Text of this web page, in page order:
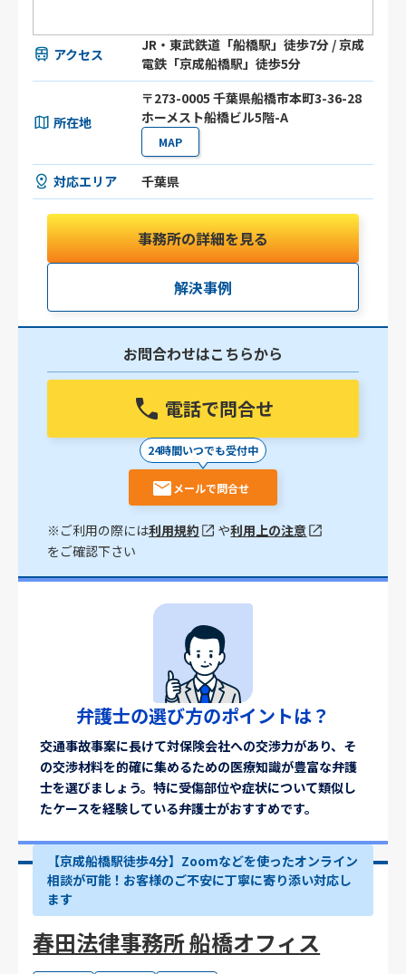
アクセス
JR・東武鉄道「船橋駅」徒歩7分 / 京成
電鉄「京成船橋駅」徒歩5分
所在地
〒273-0005 千葉県船橋市本町3-36-28
ホーメスト船橋ビル5階-A
MAP
対応エリア 千葉県
事務所の詳細を見る
解決事例
お問合わせはこちらから
電話で問合せ
24時間いつでも受付中
メールで問合せ
※ご利用の際には利用規約 や利用上の注意
をご確認下さい
弁護士の選び方のポイントは？
交通事故事案に長けて対保険会社への交渉力があり、そ
の交渉材料を的確に集めるための医療知識が豊富な弁護
士を選びましょう。特に受傷部位や症状について類似し
たケースを経験している弁護士がおすすめです。
【京成船橋駅徒歩4分】Zoomなどを使ったオンライン
相談が可能！お客様のご不安に丁寧に寄り添い対応し
ます
春田法律事務所 船橋オフィス